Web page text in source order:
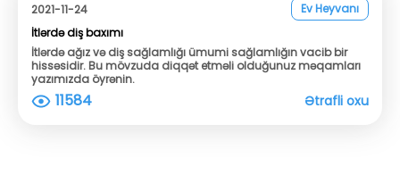
2021-11-24
Ev Heyvanı
İtlərdə diş baxımı
İtlərdə ağız və diş sağlamlığı ümumi sağlamlığın vacib bir
hissəsidir. Bu mövzuda diqqət etməli olduğunuz məqamları
yazımızda öyrənin.
11584 Ətrafli oxu